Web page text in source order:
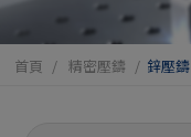
首頁 精密壓鑄 鋅壓鑄